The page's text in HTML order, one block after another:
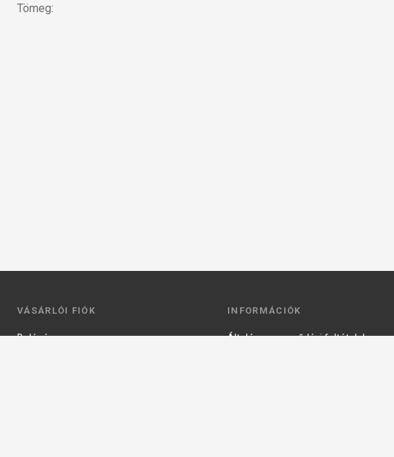
Tömeg:
VÁSÁRLÓI FIÓK
Belépés
INFORMÁCIÓK
Általános szerződési feltételek